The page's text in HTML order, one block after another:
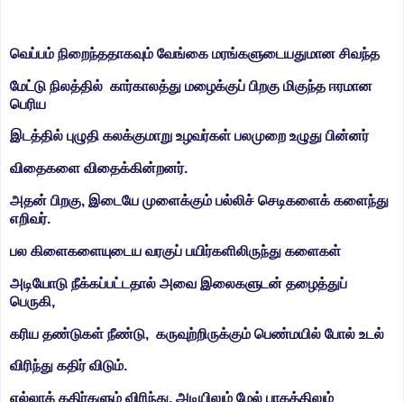
வெப்பம் நிறைந்ததாகவும் வேங்கை மரங்களுடையதுமான சிவந்த
மேட்டு நிலத்தில் கார்காலத்து மழைக்குப் பிறகு மிகுந்த ஈரமான
பெரிய
இடத்தில் புழுதி கலக்குமாறு உழவர்கள் பலமுறை உழுது பின்னர்
விதைகளை விதைக்கின்றனர்.
அதன் பிறகு, இடையே முளைக்கும் பல்லிச் செடிகளைக் களைந்து
எறிவர்.
பல கிளைகளையுடைய வரகுப் பயிர்களிலிருந்து களைகள்
அடியோடு நீக்கப்பட்டதால் அவை இலைகளுடன் தழைத்துப்
பெருகி,
கரிய தண்டுகள் நீண்டு, கருவுற்றிருக்கும் பெண்மயில் போல் உடல்
விரிந்து கதிர் விடும்.
எல்லாக் கதிர்களும் விரிந்து, அடியிலும் மேல் பாகத்திலும்